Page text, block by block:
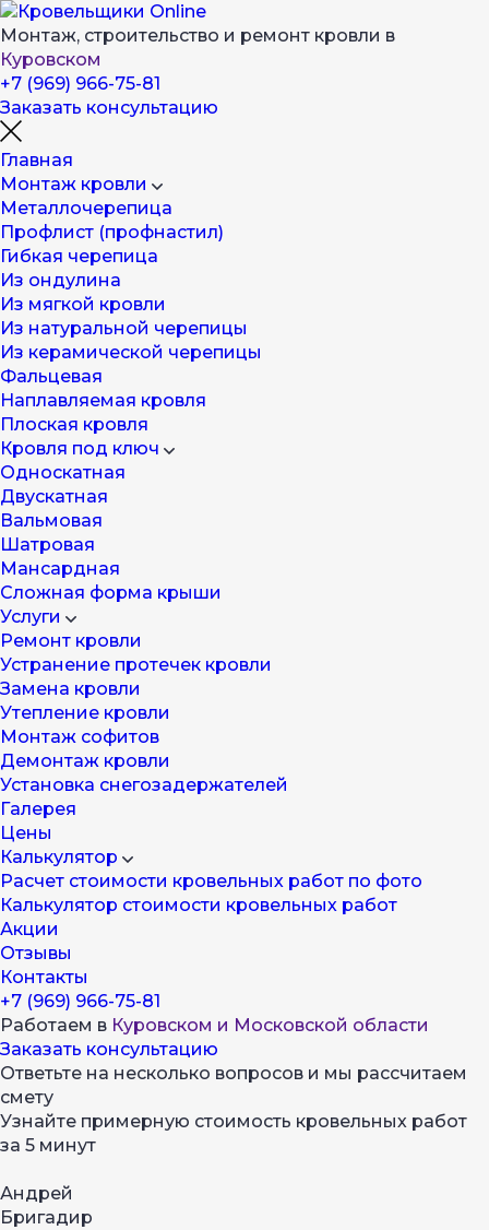
Монтаж, строительство и ремонт кровли в
Куровском
+7 (969) 966-75-81
Заказать консультацию
Главная
Монтаж кровли
Металлочерепица
Профлист (профнастил)
Гибкая черепица
Из ондулина
Из мягкой кровли
Из натуральной черепицы
Из керамической черепицы
Фальцевая
Наплавляемая кровля
Плоская кровля
Кровля под ключ
Односкатная
Двускатная
Вальмовая
Шатровая
Мансардная
Cложная форма крыши
Услуги
Ремонт кровли
Устранение протечек кровли
Замена кровли
Утепление кровли
Монтаж софитов
Демонтаж кровли
Установка снегозадержателей
Галерея
Цены
Калькулятор
Расчет стоимости кровельных работ по фото
Калькулятор стоимости кровельных работ
Акции
Отзывы
Контакты
+7 (969) 966-75-81
Работаем в Куровском и Московской области
Заказать консультацию
Ответьте на несколько вопросов и мы рассчитаем
смету
Узнайте примерную стоимость кровельных работ
за 5 минут
Андрей
Бригадир